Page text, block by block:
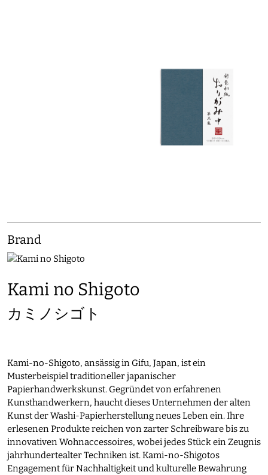
Brand
Kami no Shigoto
カミノシゴト
Kami-no-Shigoto, ansässig in Gifu, Japan, ist ein
Musterbeispiel traditioneller japanischer
Papierhandwerkskunst. Gegründet von erfahrenen
Kunsthandwerkern, haucht dieses Unternehmen der alten
Kunst der Washi-Papierherstellung neues Leben ein. Ihre
erlesenen Produkte reichen von zarter Schreibware bis zu
innovativen Wohnaccessoires, wobei jedes Stück ein Zeugnis
jahrhundertealter Techniken ist. Kami-no-Shigotos
Engagement für Nachhaltigkeit und kulturelle Bewahrung